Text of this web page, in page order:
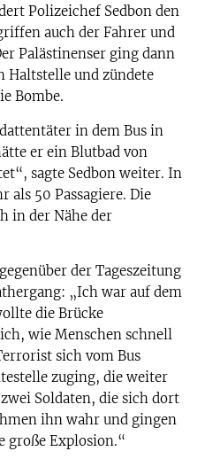
Polizeichef Sedbon den
auch der Fahrer und
Palästinenser ging dann
Haltstelle und zündete
Bombe.
in dem Bus in
er ein Blutbad von
sagte Sedbon weiter. In
als 50 Passagiere. Die
in der Nähe der
der Tageszeitung
„Ich war auf dem
die Brücke
wie Menschen schnell
sich vom Bus
zuging, die weiter
Soldaten, die sich dort
ihn wahr und gingen
große Explosion.“